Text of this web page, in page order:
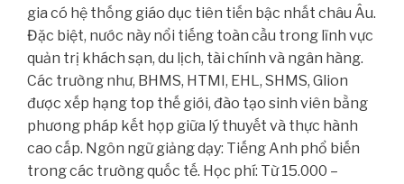
gia có hệ thống giáo dục tiên tiến bậc nhất châu Âu.
Đặc biệt, nước này nổi tiếng toàn cầu trong lĩnh vực
quản trị khách sạn, du lịch, tài chính và ngân hàng.
Các trường như, BHMS, HTMI, EHL, SHMS, Glion
được xếp hạng top thế giới, đào tạo sinh viên bằng
phương pháp kết hợp giữa lý thuyết và thực hành
cao cấp. Ngôn ngữ giảng dạy: Tiếng Anh phổ biến
trong các trường quốc tế. Học phí: Từ 15.000 –